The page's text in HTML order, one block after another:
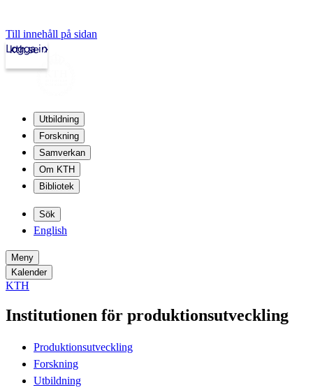
Till innehåll på sidan
kth.se
Logga in
Utbildning
Forskning
Samverkan
Om KTH
Bibliotek
Sök
English
Meny
Kalender
KTH
Institutionen för produktionsutveckling
Produktionsutveckling
Forskning
Utbildning